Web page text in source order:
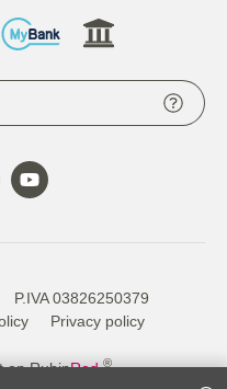
P.IVA 03826250379
Privacy policy
on RubinRed ®